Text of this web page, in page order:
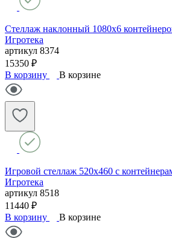
Стеллаж наклонный 1080х6
Игротека
артикул 8374
15350 ₽
В корзину
В корзине
Игровой стеллаж 520х460 с
Игротека
артикул 8518
11440 ₽
В корзину
В корзине